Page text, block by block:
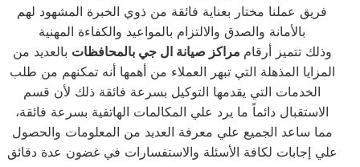
فريق عملنا مختار بعناية فائقة من ذوي الخبرة المشهود لهم
بالأمانة والصدق والالتزام بالمواعيد والكفاءة المهنية
وذلك تتميز أرقام مراكز صيانة ال جي بالمحافظات بالعديد من
المزايا المذهلة التي تبهر العملاء من أهمها أنه تمكنهم من طلب
الخدمات التي يقدمها التوكيل بسرعة فائقة ذلك لأن قسم
الاستقبال دائماً ما يرد علي المكالمات الهاتفية بسرعة فائقة،
مما ساعد الجميع علي معرفة العديد من المعلومات والحصول
علي إجابات لكافة الأسئلة والاستفسارات في غضون عدة دقائق